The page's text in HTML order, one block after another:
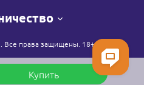
Купить
Все права защищены. 18+